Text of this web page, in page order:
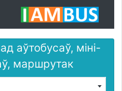
аўтобусаў, міні-
маршрутак